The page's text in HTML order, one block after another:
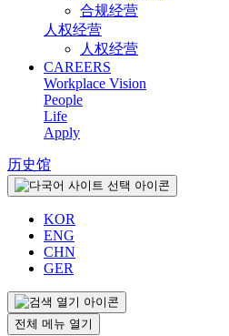
合规经营
人权经营
人权经营
CAREERS
Workplace Vision
People
Life
Apply
历史馆
KOR
ENG
CHN
GER
전체 메뉴 열기